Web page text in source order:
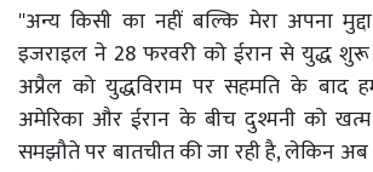
''अन्य किसी का नहीं बल्कि मेरा अपना
इजराइल ने 28 फरवरी को ईरान से युद्ध
अप्रैल को युद्धविराम पर सहमति के बाद
अमेरिका और ईरान के बीच दुश्मनी को
समझौते पर बातचीत की जा रही है, लेकिन